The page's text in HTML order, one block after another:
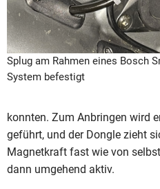
Splug am Rahmen eines Bosch
System befestigt
konnten. Zum Anbringen wird
geführt, und der Dongle zieht
Magnetkraft fast wie von
dann umgehend aktiv.